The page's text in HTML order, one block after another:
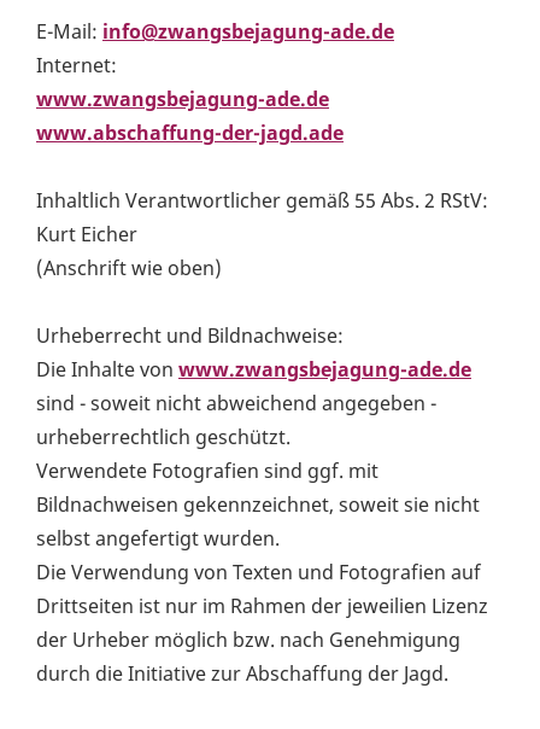
E-Mail: info@zwangsbejagung-ade.de
Internet:
www.zwangsbejagung-ade.de
www.abschaffung-der-jagd.ade
Inhaltlich Verantwortlicher gemäß 55 Abs. 2 RStV:
Kurt Eicher
(Anschrift wie oben)
Urheberrecht und Bildnachweise:
Die Inhalte von www.zwangsbejagung-ade.de
sind - soweit nicht abweichend angegeben -
urheberrechtlich geschützt.
Verwendete Fotografien sind ggf. mit
Bildnachweisen gekennzeichnet, soweit sie nicht
selbst angefertigt wurden.
Die Verwendung von Texten und Fotografien auf
Drittseiten ist nur im Rahmen der jeweilien Lizenz
der Urheber möglich bzw. nach Genehmigung
durch die Initiative zur Abschaffung der Jagd.